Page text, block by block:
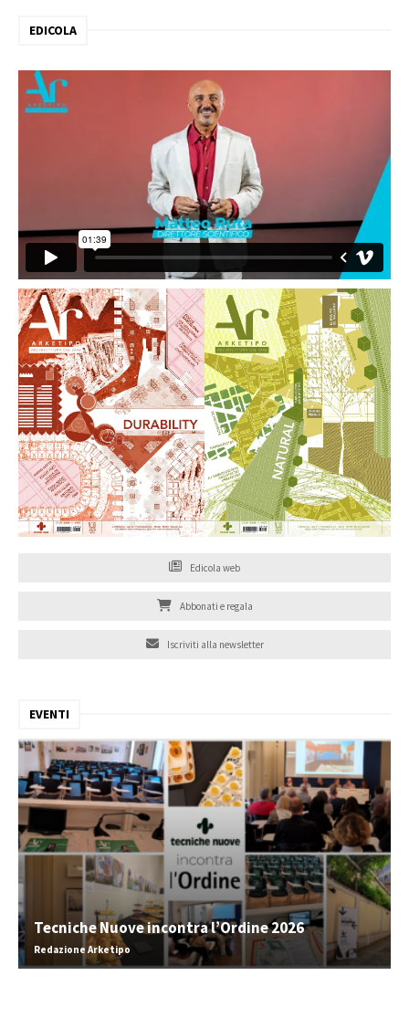
EDICOLA
Edicola web
Abbonati e regala
Iscriviti alla newsletter
EVENTI
Tecniche Nuove incontra l’Ordine 2026
Redazione Arketipo